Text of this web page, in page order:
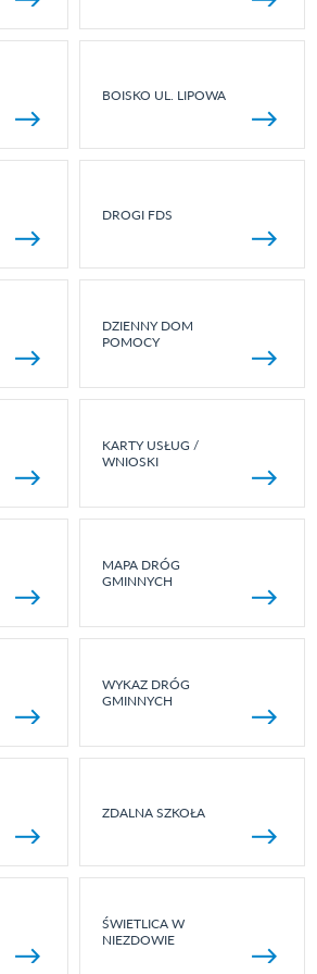
BOISKO UL. LIPOWA
DROGI FDS
DZIENNY DOM
POMOCY
KARTY USŁUG /
WNIOSKI
MAPA DRÓG
GMINNYCH
WYKAZ DRÓG
GMINNYCH
ZDALNA SZKOŁA
ŚWIETLICA W
NIEZDOWIE